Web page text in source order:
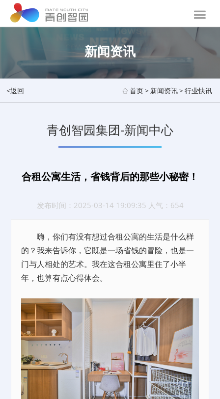
新闻资讯
<返回 首页> 新闻资讯>行业快讯
青创智园集团-新闻中心
合租公寓生活，省钱背后的那些小秘密！
发布时间：2025-03-14 19:09:35 人气：654
嗨，你们有没有想过合租公寓的生活是什么样
的？我来告诉你，它既是一场省钱的冒险，也是一
门与人相处的艺术。我在这合租公寓里住了小半
年，也算有点心得体会。